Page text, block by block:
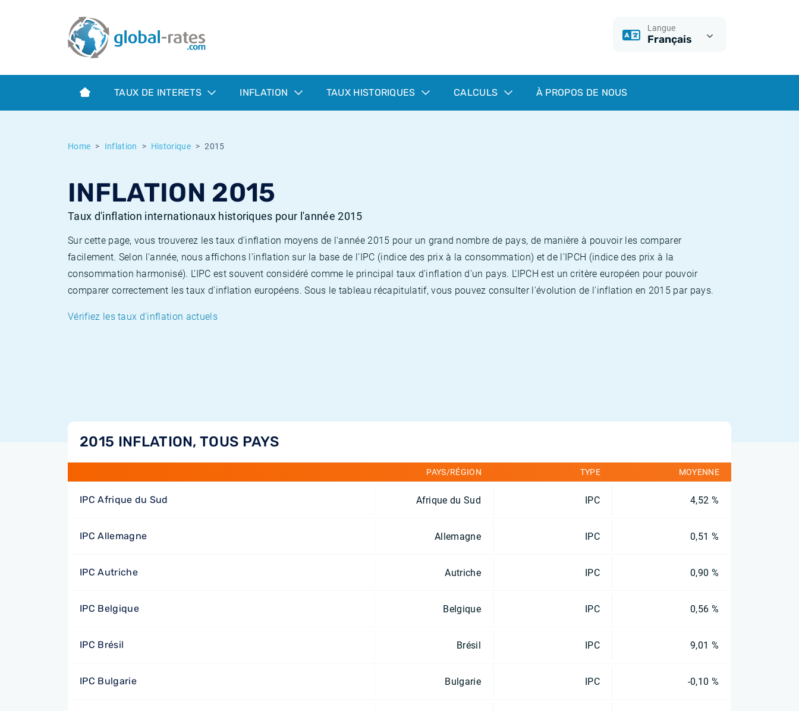
Langue
Français
TAUX DE INTERETS INFLATION TAUX HISTORIQUES CALCULS À PROPOS DE NOUS
Home Inflation Historique 2015
INFLATION 2015
Taux d'inflation internationaux historiques pour l'année 2015
Sur cette page, vous trouverez les taux d'inflation moyens de l'année 2015 pour un grand nombre de pays, de manière à pouvoir les comparer
facilement. Selon l'année, nous affichons l'inflation sur la base de l'IPC (indice des prix à la consommation) et de l'IPCH (indice des prix à la
consommation harmonisé). L'IPC est souvent considéré comme le principal taux d'inflation d'un pays. L'IPCH est un critère européen pour pouvoir
comparer correctement les taux d'inflation européens. Sous le tableau récapitulatif, vous pouvez consulter l'évolution de l'inflation en 2015 par pays.
Vérifiez les taux d'inflation actuels
2015 INFLATION, TOUS PAYS
PAYS/RÉGION TYPE MOYENNE
IPC Afrique du Sud Afrique du Sud IPC 4,52 %
IPC Allemagne Allemagne IPC 0,51 %
IPC Autriche Autriche IPC 0,90 %
IPC Belgique Belgique IPC 0,56 %
IPC Brésil Brésil IPC 9,01 %
IPC Bulgarie Bulgarie IPC -0,10 %
Term SOFR
Qu'est-ce que l'inflation IPC?
Qu'est-ce que l'inflation IPCH?
Taux Euribor historiques
Taux ESTER historiques
Taux d'inflation historiques
Calculateur d’inflation